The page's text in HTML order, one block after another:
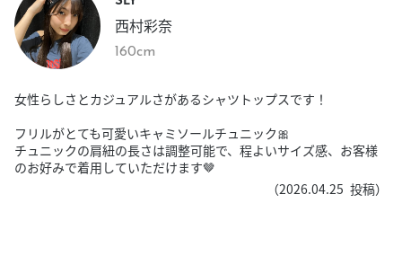
西村彩奈
160cm
女性らしさとカジュアルさがあるシャツトップスです！
フリルがとても可愛いキャミソールチュニック🎀
チュニックの肩紐の長さは調整可能で、程よいサイズ感、お客様
のお好みで着用していただけます‪🤎
（2026.04.25 投稿）